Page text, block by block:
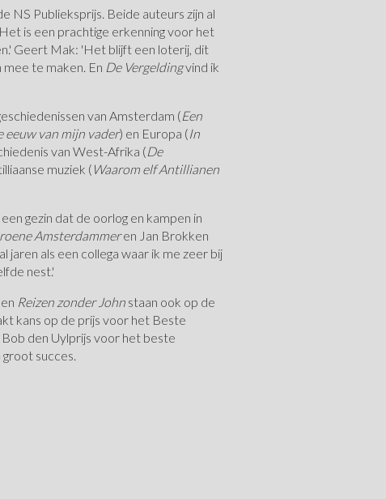
NS Publieksprijs. Beide auteurs zijn al
is een prachtige erkenning voor het
Geert Mak: 'Het blijft een loterij, dit
te maken. En De Vergeldingvind ik
van Amsterdam (Een
eeuw van mijn vader) en Europa (In
van West-Afrika (De
muziek ( Waarom elf Antillianen
gezin dat de oorlog en kampen in
Amsterdammeren Jan Brokken
als een collega waar ik me zeer bij
nest.'
Reizen zonder John staan ook op de
kans op de prijs voor het Beste
den Uylprijs voor het beste
succes.